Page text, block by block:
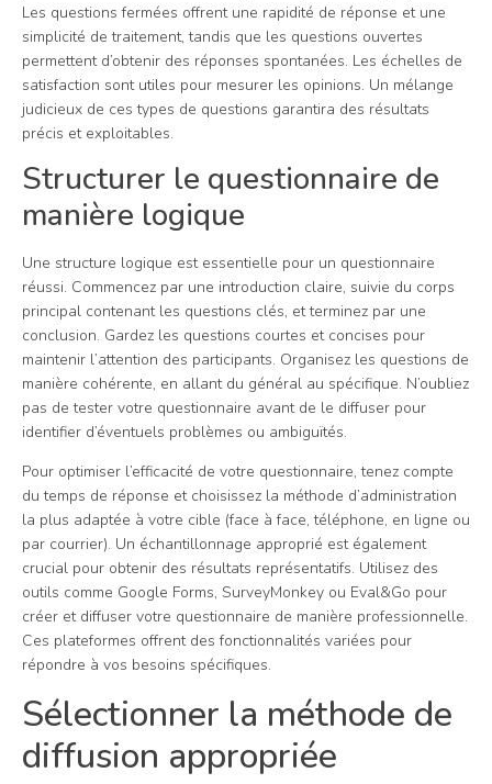
Les questions fermées offrent une rapidité de réponse et une
simplicité de traitement, tandis que les questions ouvertes
permettent d’obtenir des réponses spontanées. Les échelles de
satisfaction sont utiles pour mesurer les opinions. Un mélange
judicieux de ces types de questions garantira des résultats
précis et exploitables.
Structurer le questionnaire de
manière logique
Une structure logique est essentielle pour un questionnaire
réussi. Commencez par une introduction claire, suivie du corps
principal contenant les questions clés, et terminez par une
conclusion. Gardez les questions courtes et concises pour
maintenir l’attention des participants. Organisez les questions de
manière cohérente, en allant du général au spécifique. N’oubliez
pas de tester votre questionnaire avant de le diffuser pour
identifier d’éventuels problèmes ou ambiguïtés.
Pour optimiser l’efficacité de votre questionnaire, tenez compte
du temps de réponse et choisissez la méthode d’administration
la plus adaptée à votre cible (face à face, téléphone, en ligne ou
par courrier). Un échantillonnage approprié est également
crucial pour obtenir des résultats représentatifs. Utilisez des
outils comme Google Forms, SurveyMonkey ou Eval&Go pour
créer et diffuser votre questionnaire de manière professionnelle.
Ces plateformes offrent des fonctionnalités variées pour
répondre à vos besoins spécifiques.
Sélectionner la méthode de
diffusion appropriée